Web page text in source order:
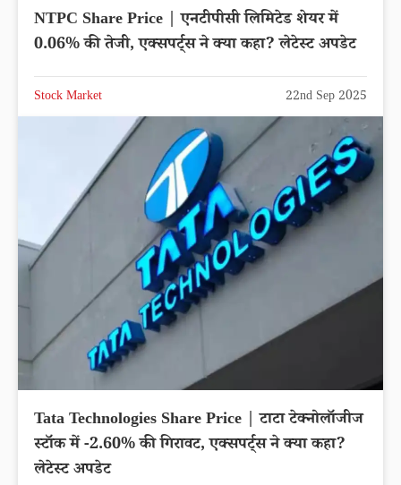
NTPC Share Price | एनटीपीसी लिमिटेड शेयर में
0.06% की तेजी, एक्सपर्ट्स ने क्या कहा? लेटेस्ट अपडेट
Stock Market 22nd Sep 2025
Tata Technologies Share Price | टाटा टेक्नोलॉजीज
स्टॉक में -2.60% की गिरावट, एक्सपर्ट्स ने क्या कहा?
लेटेस्ट अपडेट